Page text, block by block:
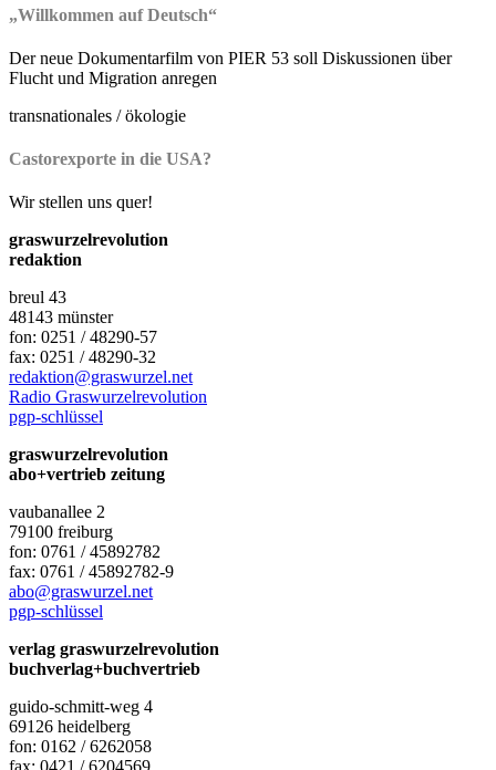
„Willkommen auf Deutsch“
Der neue Dokumentarfilm von PIER 53 soll Diskussionen über
Flucht und Migration anregen
transnationales / ökologie
Castorexporte in die USA?
Wir stellen uns quer!
graswurzelrevolution
redaktion
breul 43
48143 münster
fon: 0251 / 48290-57
fax: 0251 / 48290-32
redaktion@graswurzel.net
Radio Graswurzelrevolution
pgp-schlüssel
graswurzelrevolution
abo+vertrieb zeitung
vaubanallee 2
79100 freiburg
fon: 0761 / 45892782
fax: 0761 / 45892782-9
abo@graswurzel.net
pgp-schlüssel
verlag graswurzelrevolution
buchverlag+buchvertrieb
guido-schmitt-weg 4
69126 heidelberg
fon: 0162 / 6262058